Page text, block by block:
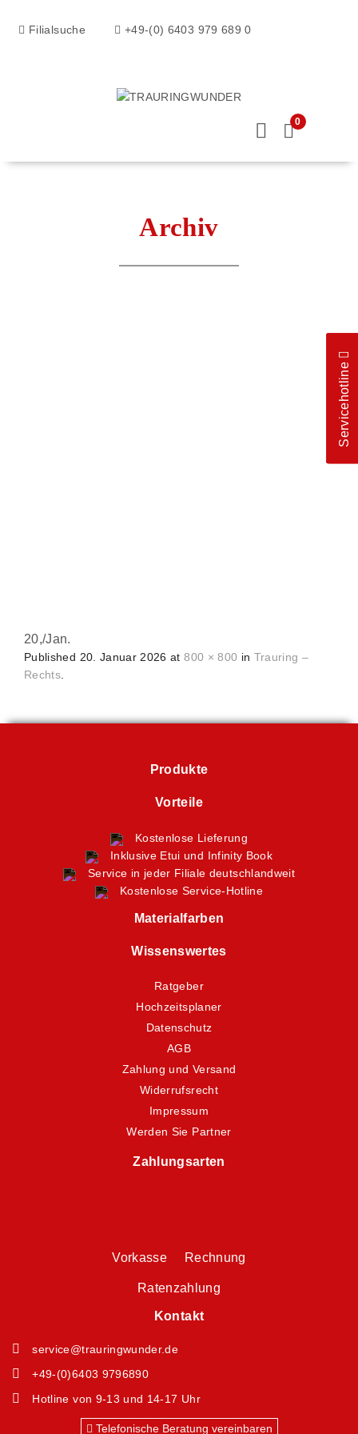
Filialsuche +49-(0) 6403 979 689 0
0
Archiv
20,/Jan.
Published 20. Januar 2026 at800 × 800 in Trauring –
Rechts.
Produkte
Vorteile
Kostenlose Lieferung
Inklusive Etui und Infinity Book
Service in jeder Filiale deutschlandweit
Kostenlose Service-Hotline
Materialfarben
Wissenswertes
Ratgeber
Hochzeitsplaner
Datenschutz
AGB
Zahlung und Versand
Widerrufsrecht
Impressum
Werden Sie Partner
Zahlungsarten
Vorkasse Rechnung
Ratenzahlung
Kontakt
service@trauringwunder.de
+49-(0)6403 9796890
Hotline von 9-13 und 14-17 Uhr
Telefonische Beratung vereinbaren
Servicehotline